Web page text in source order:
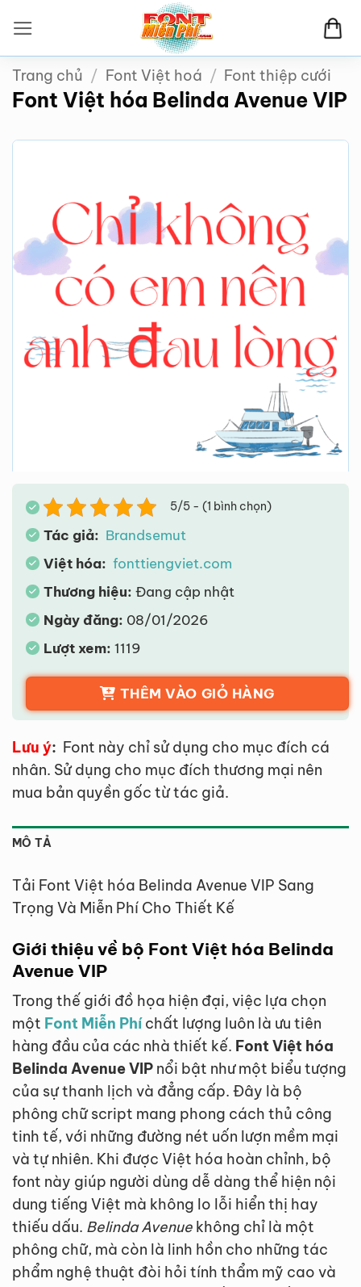
qua
nội
dung
Trang chủ / Font Việt hoá / Font thiệp cưới
Font Việt hóa Belinda Avenue VIP
5/5 - (1 bình chọn)
Tác giả: Brandsemut
Việt hóa: fonttiengviet.com
Thương hiệu: Đang cập nhật
Ngày đăng: 08/01/2026
Lượt xem: 1119
THÊM VÀO GIỎ HÀNG
Lưu ý: Font này chỉ sử dụng cho mục đích cá
nhân. Sử dụng cho mục đích thương mại nên
mua bản quyền gốc từ tác giả.
MÔ TẢ
Tải Font Việt hóa Belinda Avenue VIP Sang
Trọng Và Miễn Phí Cho Thiết Kế
Giới thiệu về bộ Font Việt hóa Belinda
Avenue VIP
Trong thế giới đồ họa hiện đại, việc lựa chọn
một Font Miễn Phíchất lượng luôn là ưu tiên
hàng đầu của các nhà thiết kế. Font Việt hóa
Belinda Avenue VIP nổi bật như một biểu tượng
của sự thanh lịch và đẳng cấp. Đây là bộ
phông chữ script mang phong cách thủ công
tinh tế, với những đường nét uốn lượn mềm mại
và tự nhiên. Khi được Việt hóa hoàn chỉnh, bộ
font này giúp người dùng dễ dàng thể hiện nội
dung tiếng Việt mà không lo lỗi hiển thị hay
thiếu dấu. Belinda Avenue không chỉ là một
phông chữ, mà còn là linh hồn cho những tác
phẩm nghệ thuật đòi hỏi tính thẩm mỹ cao và